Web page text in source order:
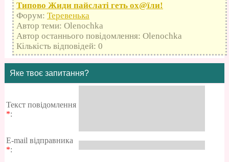
Типово Жиди пайслаті геть оx@їли!
Форум: Теревенька
Автор теми: Olenochka
Автор останнього повідомлення: Olenochka
Кількість відповідей: 0
Яке твоє запитання?
Текст повідомлення
*:
E-mail відправника
*: